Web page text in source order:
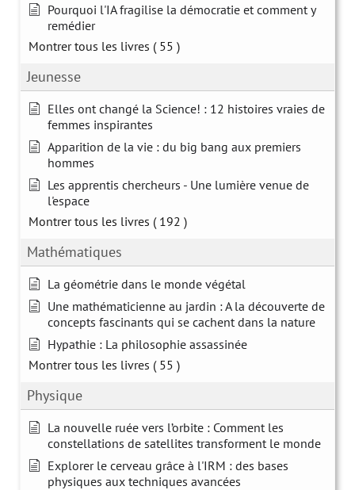
Pourquoi l'IA fragilise la démocratie et comment y
remédier
Montrer tous les livres ( 55 )
Jeunesse
Elles ont changé la Science! : 12 histoires vraies de
femmes inspirantes
Apparition de la vie : du big bang aux premiers
hommes
Les apprentis chercheurs - Une lumière venue de
l'espace
Montrer tous les livres ( 192 )
Mathématiques
La géométrie dans le monde végétal
Une mathématicienne au jardin : A la découverte de
concepts fascinants qui se cachent dans la nature
Hypathie : La philosophie assassinée
Montrer tous les livres ( 55 )
Physique
La nouvelle ruée vers l’orbite : Comment les
constellations de satellites transforment le monde
Explorer le cerveau grâce à l'IRM : des bases
physiques aux techniques avancées